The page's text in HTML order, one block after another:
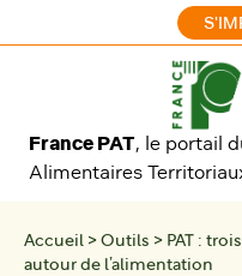
France PAT, le portail
Alimentaires
Accueil > Outils > PAT :
autour de l’alimentation